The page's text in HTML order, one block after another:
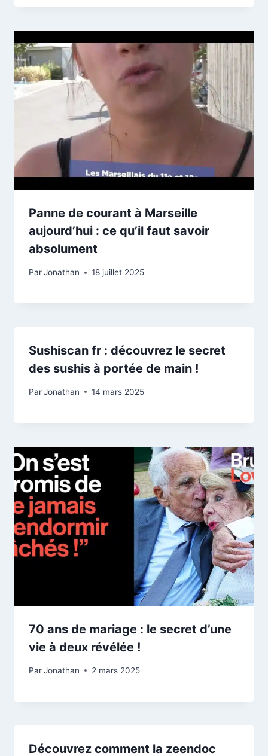
Panne de courant à Marseille
aujourd’hui : ce qu’il faut savoir
absolument
ParJonathan 18 juillet 2025
Sushiscan fr : découvrez le secret
des sushis à portée de main !
ParJonathan 14 mars 2025
70 ans de mariage : le secret d’une
vie à deux révélée !
ParJonathan 2 mars 2025
Découvrez comment la zeendoc